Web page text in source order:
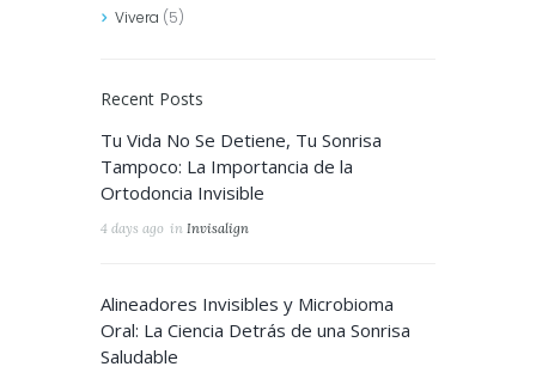
Vivera (5)
Recent Posts
Tu Vida No Se Detiene, Tu Sonrisa
Tampoco: La Importancia de la
Ortodoncia Invisible
4 days ago in Invisalign
Alineadores Invisibles y Microbioma
Oral: La Ciencia Detrás de una Sonrisa
Saludable